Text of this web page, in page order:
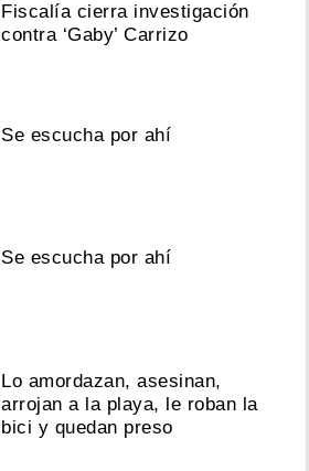
Fiscalía cierra investigación
contra ‘Gaby’ Carrizo
Se escucha por ahí
Se escucha por ahí
Lo amordazan, asesinan,
arrojan a la playa, le roban la
bici y quedan preso